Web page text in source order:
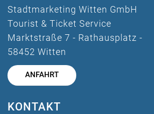
Stadtmarketing Witten GmbH
Tourist & Ticket Service
Marktstraße 7 - Rathausplatz -
58452 Witten
ANFAHRT
KONTAKT